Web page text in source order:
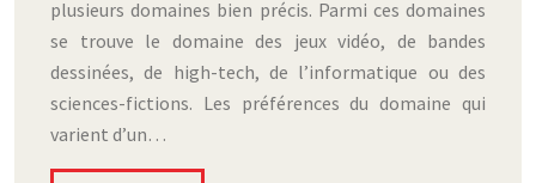
plusieurs domaines bien précis. Parmi ces domaines
se trouve le domaine des jeux vidéo, de bandes
dessinées, de high-tech, de l’informatique ou des
sciences-fictions. Les préférences du domaine qui
varient d’un…